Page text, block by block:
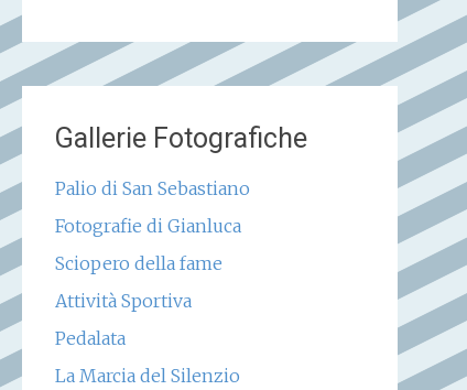
Gallerie Fotografiche
Palio di San Sebastiano
Fotografie di Gianluca
Sciopero della fame
Attività Sportiva
Pedalata
La Marcia del Silenzio